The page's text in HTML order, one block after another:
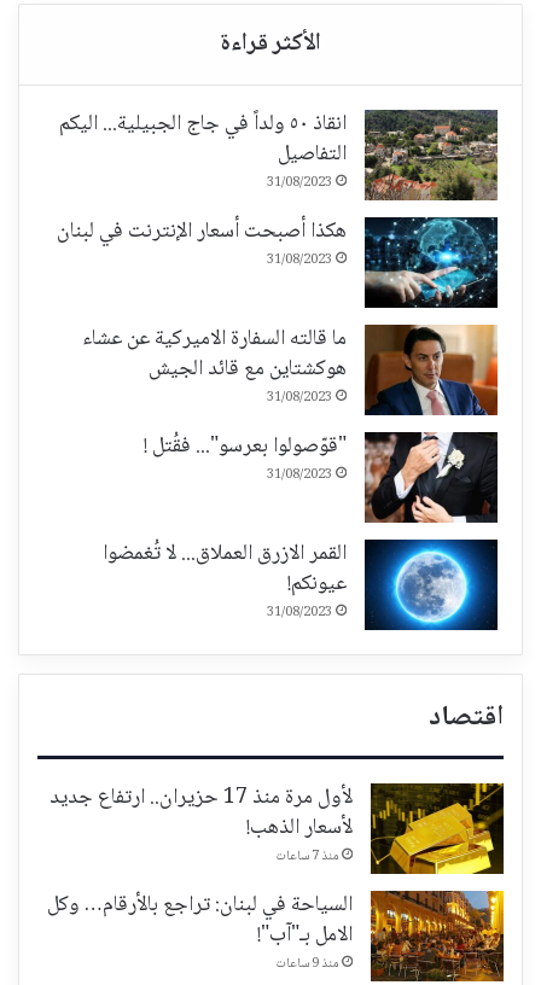
انقاذ ٥٠ ولداً في جاج الجبيلية... اليكم
التفاصيل
31/08/2023
هكذا أصبحت أسعار الإنترنت في لبنان
31/08/2023
ما قالته السفارة الاميركية عن عشاء
هوكشتاين مع قائد الجيش
31/08/2023
"قوّصولوا بعرسو"... فقُتل !
31/08/2023
القمر الازرق العملاق... لا تُغمضوا
عيونكم!
31/08/2023
اقتصاد
لأول مرة منذ 17 حزيران.. ارتفاع جديد
لأسعار الذهب!
منذ 7 ساعات
السياحة في لبنان: تراجع بالأرقام… وكل
الامل بـ"آب"!
منذ 9 ساعات